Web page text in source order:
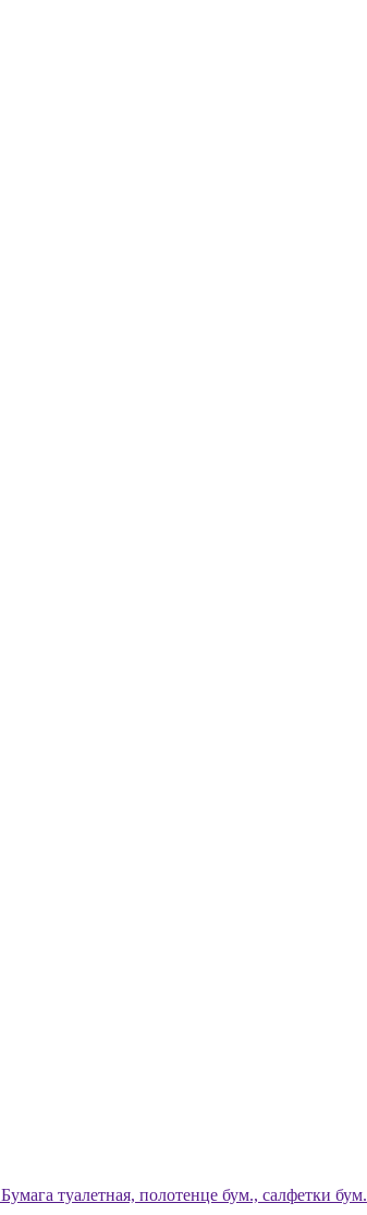
Бумага туалетная, полотенце бум., салфетки бум.